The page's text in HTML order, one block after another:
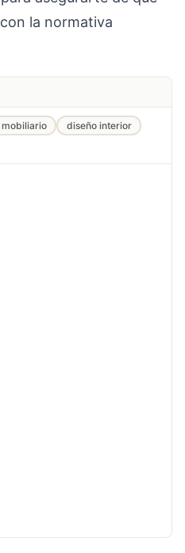
la normativa
mobiliario
diseño interior